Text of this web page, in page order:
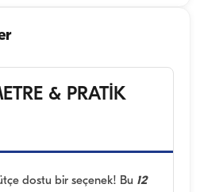
& PRATİK
dostu bir seçenek! Bu 12